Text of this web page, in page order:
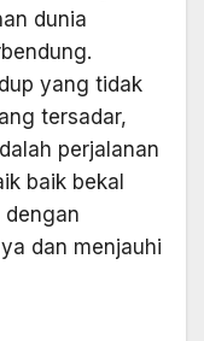
dunia
yang tidak
tersadar,
perjalanan
baik bekal
dengan
dan menjauhi